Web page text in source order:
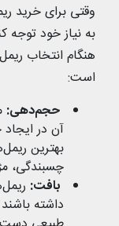
وقتی برای خرید
به نیاز خود توجه
هنگام انتخاب
است:
حجم‌دهی:
آن در
بهترین
چسبندگی،
بافت:
داشته